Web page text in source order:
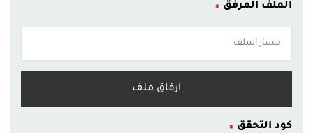
الملف المرفق
ارفاق ملف
كود التحقق